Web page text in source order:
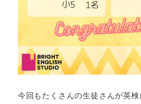
今回もたくさんの生徒さんが英検